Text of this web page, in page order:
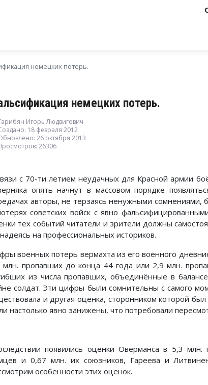
немецких потерь.
немецких потерь.
Игорь Людвигович
18 февраля 2012
26 октября 2013
26306
с 70-ти летием неудачных для Красной армии
опять начнут в массовом порядке
авторы, не терзаясь ненужными сомнениями,
советских войск с явно
тех событий читатели и зрители должны
на профессиональных историков.
военных потерь вермахта из его военного
млн. пропавших до конца 44 года или 2,9 млн.
из числа пропавших, объединённые в
солдат. Эти цифры были сомнительны с самого
и другая оценка, сторонником которой
настолько явно занижены, что потребовали
появились оценки Оверманса в 5,3
и 0,67 млн. их союзников, Гареева и
особенности этих оценок.